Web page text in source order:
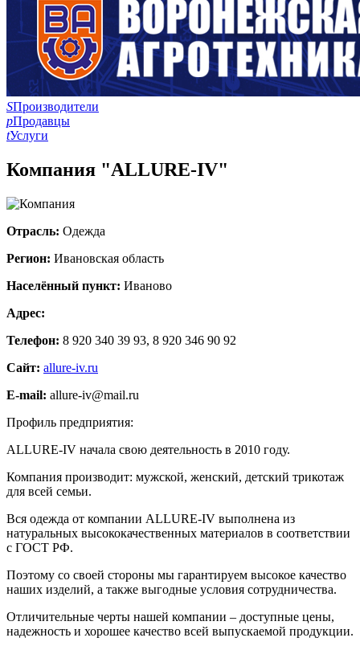
SПроизводители
pПродавцы
tУслуги
Компания "ALLURE-IV"
Отрасль: Одежда
Регион: Ивановская область
Населённый пункт: Иваново
Адрес:
Телефон: 8 920 340 39 93, 8 920 346 90 92
Сайт: allure-iv.ru
E-mail: allure-iv@mail.ru
Профиль предприятия:
ALLURE-IV начала свою деятельность в 2010 году.
Компания производит: мужской, женский, детский трикотаж
для всей семьи.
Вся одежда от компании ALLURE-IV выполнена из
натуральных высококачественных материалов в соответствии
с ГОСТ РФ.
Поэтому со своей стороны мы гарантируем высокое качество
наших изделий, а также выгодные условия сотрудничества.
Отличительные черты нашей компании – доступные цены,
надежность и хорошее качество всей выпускаемой продукции.